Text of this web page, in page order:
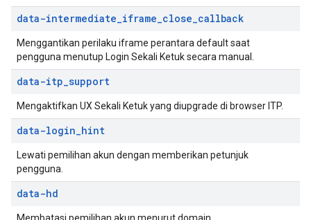
data-intermediate_iframe_close_callback
Menggantikan perilaku iframe perantara default saat
pengguna menutup Login Sekali Ketuk secara manual.
data-itp_support
Mengaktifkan UX Sekali Ketuk yang diupgrade di browser ITP.
data-login_hint
Lewati pemilihan akun dengan memberikan petunjuk
pengguna.
data-hd